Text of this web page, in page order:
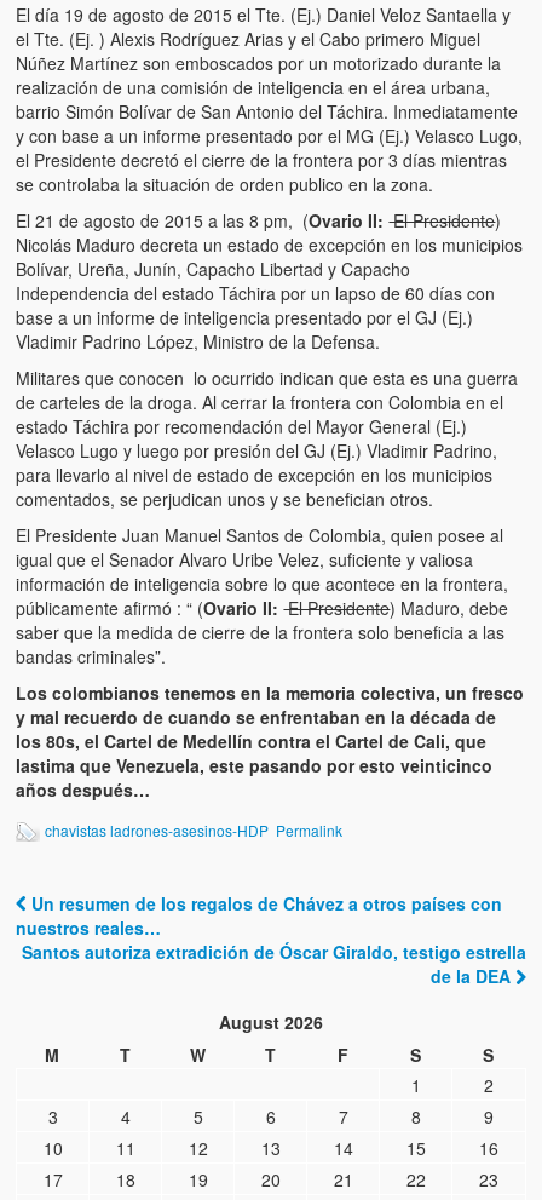
El día 19 de agosto de 2015 el Tte. (Ej.) Daniel Veloz Santaella y
el Tte. (Ej. ) Alexis Rodríguez Arias y el Cabo primero Miguel
Núñez Martínez son emboscados por un motorizado durante la
realización de una comisión de inteligencia en el área urbana,
barrio Simón Bolívar de San Antonio del Táchira. Inmediatamente
y con base a un informe presentado por el MG (Ej.) Velasco Lugo,
el Presidente decretó el cierre de la frontera por 3 días mientras
se controlaba la situación de orden publico en la zona.
El 21 de agosto de 2015 a las 8 pm, (Ovario II: El Presidente)
Nicolás Maduro decreta un estado de excepción en los municipios
Bolívar, Ureña, Junín, Capacho Libertad y Capacho
Independencia del estado Táchira por un lapso de 60 días con
base a un informe de inteligencia presentado por el GJ (Ej.)
Vladimir Padrino López, Ministro de la Defensa.
Militares que conocen lo ocurrido indican que esta es una guerra
de carteles de la droga. Al cerrar la frontera con Colombia en el
estado Táchira por recomendación del Mayor General (Ej.)
Velasco Lugo y luego por presión del GJ (Ej.) Vladimir Padrino,
para llevarlo al nivel de estado de excepción en los municipios
comentados, se perjudican unos y se benefician otros.
El Presidente Juan Manuel Santos de Colombia, quien posee al
igual que el Senador Alvaro Uribe Velez, suficiente y valiosa
información de inteligencia sobre lo que acontece en la frontera,
públicamente afirmó : “ (Ovario II: El Presidente) Maduro, debe
saber que la medida de cierre de la frontera solo beneficia a las
bandas criminales”.
Los colombianos tenemos en la memoria colectiva, un fresco
y mal recuerdo de cuando se enfrentaban en la década de
los 80s, el Cartel de Medellín contra el Cartel de Cali, que
lastima que Venezuela, este pasando por esto veinticinco
años después…
chavistas ladrones-asesinos-HDP Permalink
Post navigation
Un resumen de los regalos de Chávez a otros países con
nuestros reales…
Santos autoriza extradición de Óscar Giraldo, testigo estrella
de la DEA
August 2026
M
T W T F S
S
1
2
3
4 5 6 7 8
9
10
11 12 13 14 15
16
17
18 19 20 21 22
23